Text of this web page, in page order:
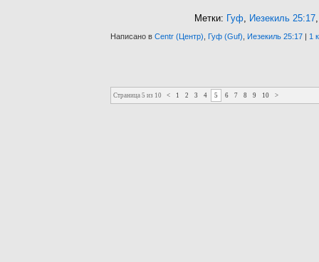
Метки: Гуф, Иезекиль 25:17
Написано в Centr (Центр) Гуф (Guf) Иезекиль 25:17 | 1
Страница 5 из 10 < 1 2 3 4 5 6 7 8 9 10 >